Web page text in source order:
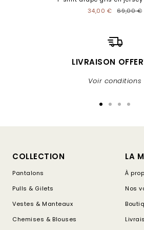
34,00 €
69,00 €
LIVRAISON
Voir conditions
Aller
slide
Aller
slide
Aller
slide
Aller
slide
COLLECTION
Pantalons
Pulls & Gilets
Vestes & Manteaux
Chemises & Blouses
LA
À
Nos